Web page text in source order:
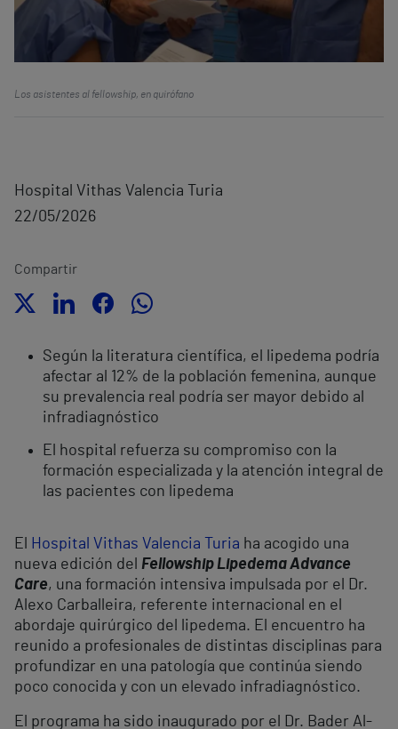
Los asistentes al fellowship, en quirófano
Hospital Vithas Valencia Turia
22/05/2026
Compartir
Según la literatura científica, el lipedema podría
afectar al 12% de la población femenina, aunque
su prevalencia real podría ser mayor debido al
infradiagnóstico
El hospital refuerza su compromiso con la
formación especializada y la atención integral de
las pacientes con lipedema
El Hospital Vithas Valencia Turia ha acogido una
nueva edición del Fellowship Lipedema Advance
Care, una formación intensiva impulsada por el Dr.
Alexo Carballeira, referente internacional en el
abordaje quirúrgico del lipedema. El encuentro ha
reunido a profesionales de distintas disciplinas para
profundizar en una patología que continúa siendo
poco conocida y con un elevado infradiagnóstico.
El programa ha sido inaugurado por el Dr. Bader Al-